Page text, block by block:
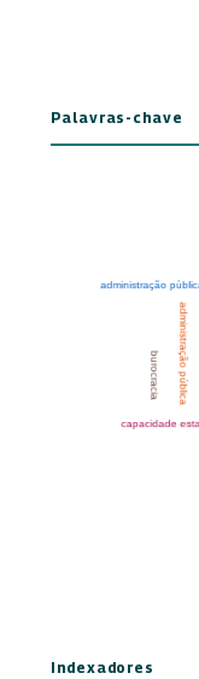
Palavras-chave
Indexadores